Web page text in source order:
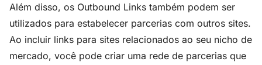
Além disso, os Outbound Links também podem ser
utilizados para estabelecer parcerias com outros sites.
Ao incluir links para sites relacionados ao seu nicho de
mercado, você pode criar uma rede de parcerias que